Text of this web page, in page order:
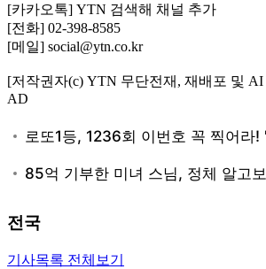
[카카오톡] YTN 검색해 채널 추가
[전화] 02-398-8585
[메일] social@ytn.co.kr
[저작권자(c) YTN 무단전재, 재배포 및
AD
전국
기사목록 전체보기